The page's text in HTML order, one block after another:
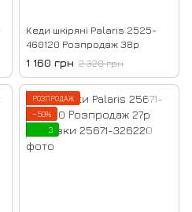
Кеди шкіряні Palaris 2525-
460120 Розпродаж 38р
1 160 грн 2 320 грн
РОЗПРОДАЖ
−50%
3